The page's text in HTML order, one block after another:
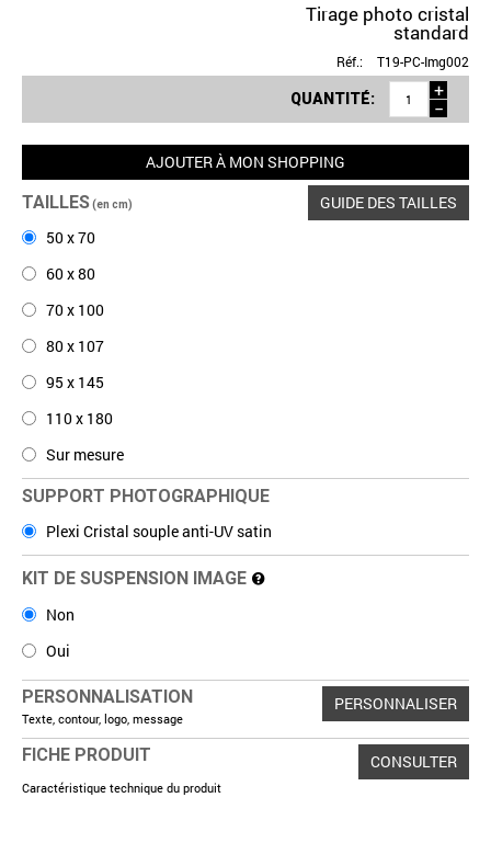
Tirage photo cristal
standard
Réf.: T19-PC-Img002
QUANTITÉ:
+
−
AJOUTER À MON SHOPPING
GUIDE DES TAILLES
TAILLES(en cm)
50 x 70
60 x 80
70 x 100
80 x 107
95 x 145
110 x 180
Sur mesure
SUPPORT PHOTOGRAPHIQUE
Plexi Cristal souple anti-UV satin
KIT DE SUSPENSION IMAGE
Non
Oui
PERSONNALISATION PERSONNALISER
Texte, contour, logo, message
FICHE PRODUIT CONSULTER
Caractéristique technique du produit